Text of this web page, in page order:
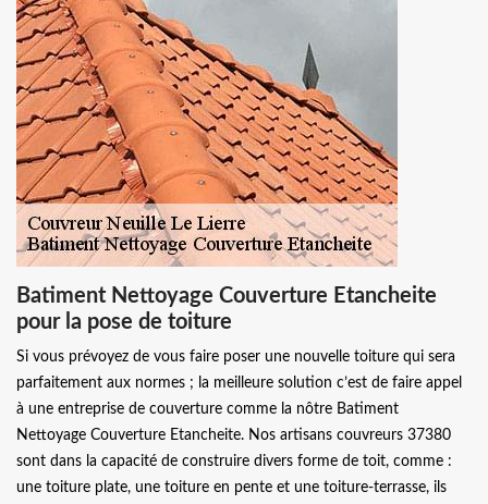
Batiment Nettoyage Couverture Etancheite
pour la pose de toiture
Si vous prévoyez de vous faire poser une nouvelle toiture qui sera
parfaitement aux normes ; la meilleure solution c’est de faire appel
à une entreprise de couverture comme la nôtre Batiment
Nettoyage Couverture Etancheite. Nos artisans couvreurs 37380
sont dans la capacité de construire divers forme de toit, comme :
une toiture plate, une toiture en pente et une toiture-terrasse, ils